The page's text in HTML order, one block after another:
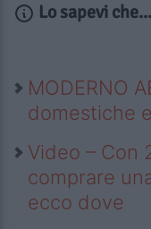
Lo sapevi che...
MODERNO
domestiche
Video – Con
comprare
ecco dove